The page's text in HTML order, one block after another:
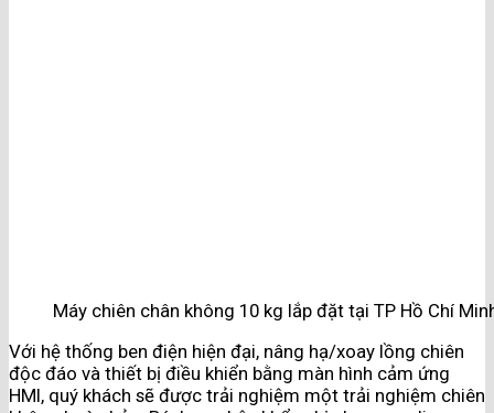
Máy chiên chân không 10 kg lắp đặt tại TP Hồ Chí
Với hệ thống ben điện hiện đại, nâng hạ/xoay lồng chiên
độc đáo và thiết bị điều khiển bằng màn hình cảm ứng
HMI, quý khách sẽ được trải nghiệm một trải nghiệm chiên